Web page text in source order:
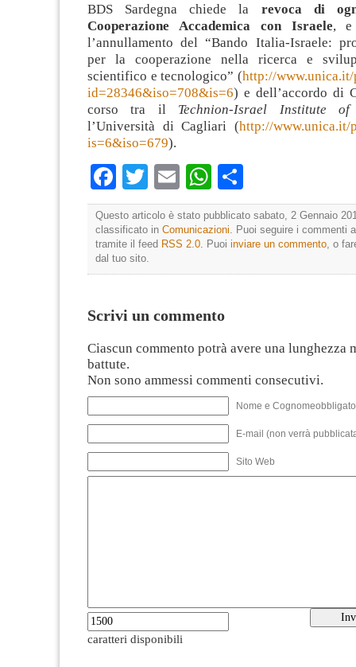
BDS Sardegna chiede la revoca di
Cooperazione Accademica con Israele, e
l’annullamento del “Bando Italia-Israele:
per la cooperazione nella ricerca e
scientifico e tecnologico” (http://www.unica.it/
id=28346&iso=708&is=6) e dell’accordo di
corso tra il Technion-Israel Institute of
l’Università di Cagliari (http://www.unica.it/
is=6&iso=679).
Facebook
TwitterEmailWhatsApp
Questo articolo è stato pubblicato sabato, 2 Gennaio
classificato in Comunicazioni . Puoi seguire i commenti
tramite il feed RSS 2.0 . Puoi inviare un commento , o
dal tuo sito.
Scrivi un commento
Ciascun commento potrà avere una lunghezza
battute.
Non sono ammessi commenti consecutivi.
Nome e
E-mail (non verrà
Sito Web
caratteri disponibili